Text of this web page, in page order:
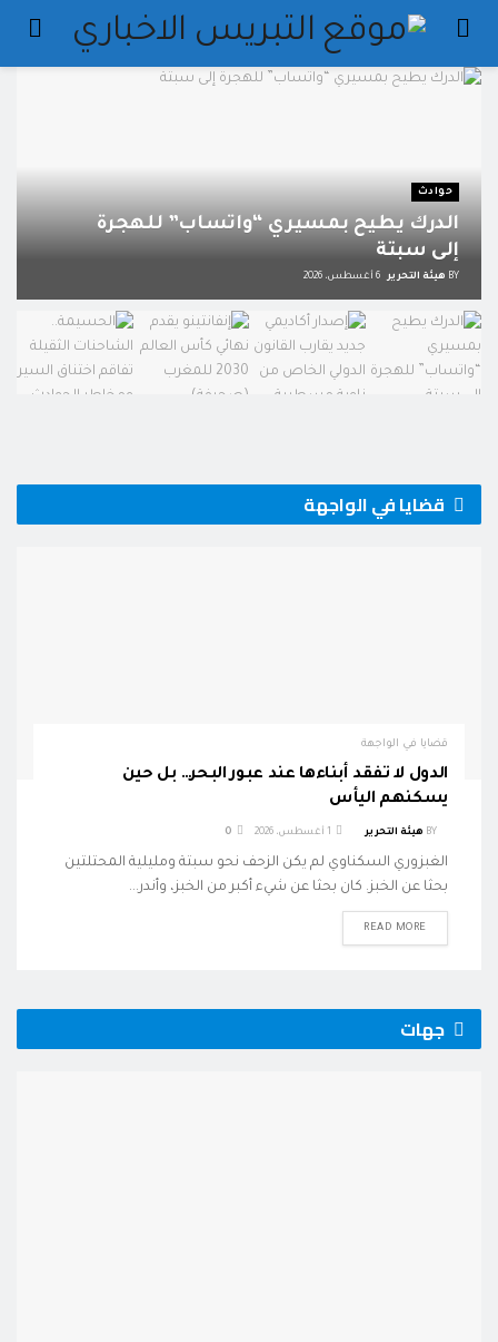
حوادث
الدرك يطيح بمسيري “واتساب” للهجرة
إلى سبتة
BY هيئة التحرير 6 أغسطس، 2026
قضايا في الواجهة
قضايا في الواجهة
الدول لا تفقد أبناءها عند عبور البحر… بل حين
يسكنهم اليأس
BY هيئة التحرير
الغبزوري السكناوي لم يكن الزحف نحو سبتة ومليلية المحتلتين
بحثا عن الخبز. كان بحثا عن شيء أكبر من الخبز، وأندر...
READ MORE
جهات